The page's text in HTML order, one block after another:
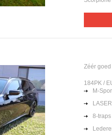
Zéér
184PK /
M-
8-